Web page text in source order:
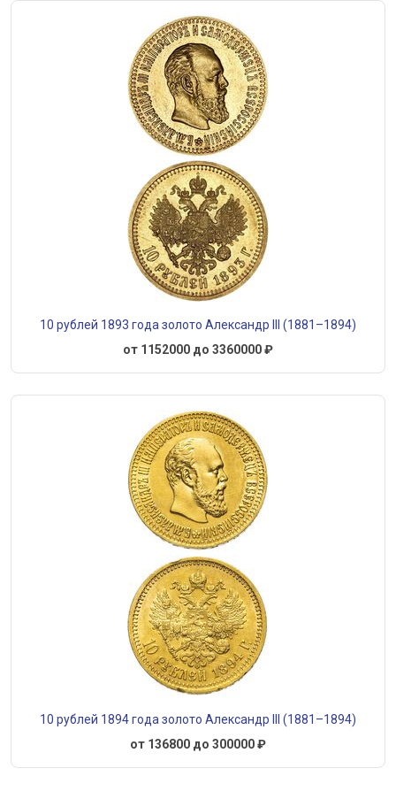
10 рублей 1893 года золото Александр III (1881–1894)
от 1152000 до 3360000 ₽
10 рублей 1894 года золото Александр III (1881–1894)
от 136800 до 300000 ₽